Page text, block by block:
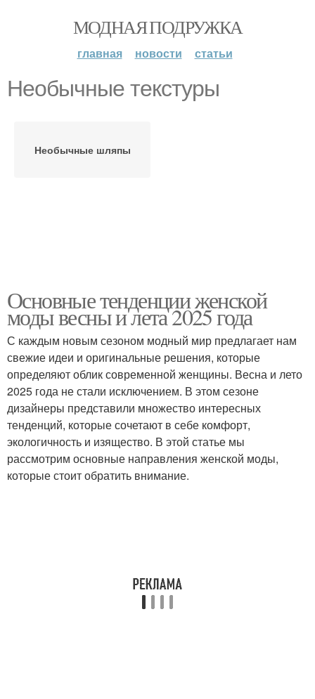
МОДНАЯ ПОДРУЖКА
главная новости статьи
Необычные текстуры
Необычные шляпы
Основные тенденции женской
моды весны и лета 2025 года
С каждым новым сезоном модный мир предлагает нам
свежие идеи и оригинальные решения, которые
определяют облик современной женщины. Весна и лето
2025 года не стали исключением. В этом сезоне
дизайнеры представили множество интересных
тенденций, которые сочетают в себе комфорт,
экологичность и изящество. В этой статье мы
рассмотрим основные направления женской моды,
которые стоит обратить внимание.